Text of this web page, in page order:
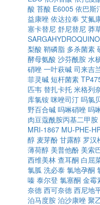
酸 苔酸 E6005 依巴斯
益康唑 依达拉奉 艾氟
塞卡替尼 舒尼替尼 莽
梨酸 鞘磷脂 多杀菌素
酵母氨酸 沙芬酰胺 水
硝唑 一叶萩碱 司来吉
菲灵碱 短杆菌素
匹韦 替扎卡托 米格列
库氯铵 咪唑司汀 吗氯
野百合碱 吗啉硝唑 吗
肉豆蔻酰胺丙基二甲胺
MRI-1867 MU-PHE-
醇 麦芽酚 甘露醇 罗汉
薄荷醇 美普他酚 美索
西维美林 查耳酮 白屈
氯胍 洗必泰 氯地孕酮
嗪 泰尔登 氯塞酮 金霉
奈德 西可奈德 西尼地
泊马度胺 泊沙康唑 聚